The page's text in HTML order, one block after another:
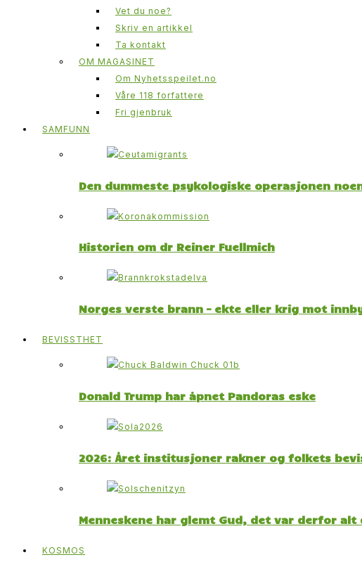
Vet du noe?
Skriv en artikkel
Ta kontakt
OM MAGASINET
Om Nyhetsspeilet.no
Våre 118 forfattere
Fri gjenbruk
SAMFUNN
Den dummeste psykologiske operasjonen
Historien om dr Reiner Fuellmich
Norges verste brann – ekte eller krig mot
BEVISSTHET
Donald Trump har åpnet Pandoras eske
2026: Året institusjoner rakner og folkets
Menneskene har glemt Gud, det var derfor alt
KOSMOS